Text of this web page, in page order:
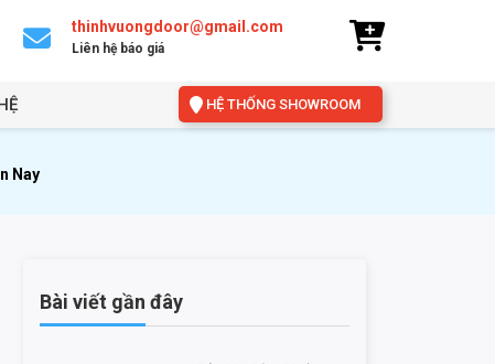
thinhvuongdoor@gmail.com
Liên hệ báo giá
HỆ THỐNG SHOWROOM
Nay
Bài viết gần đây